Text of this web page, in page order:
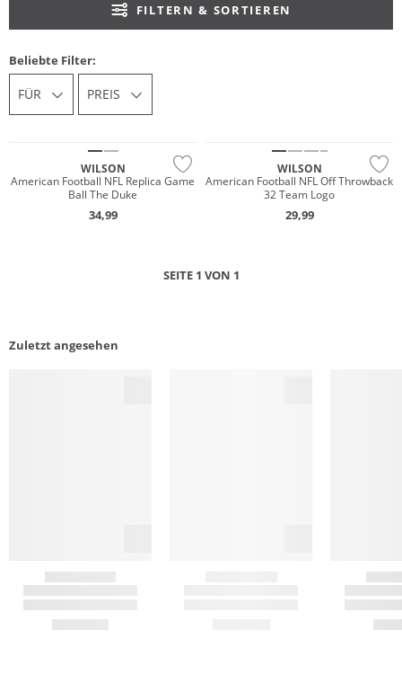
FILTERN & SORTIEREN
Beliebte Filter:
FÜR PREIS
WILSON
American Football NFL Replica Game
Ball The Duke
34,99
WILSON
American Football NFL Off Throwback
32 Team Logo
29,99
SEITE 1 VON 1
Zuletzt angesehen